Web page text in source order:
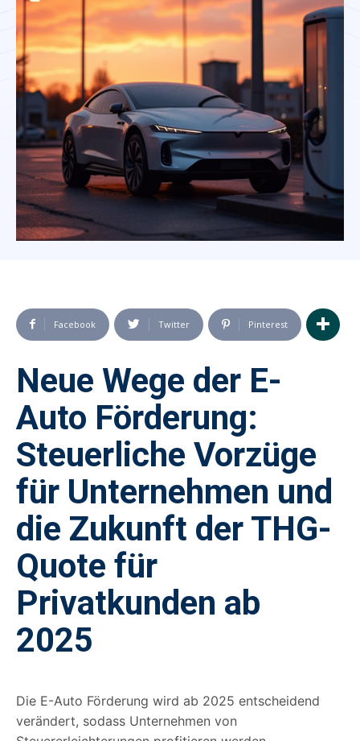
Facebook Twitter Pinterest
Neue Wege der E-
Auto Förderung:
Steuerliche Vorzüge
für Unternehmen und
die Zukunft der THG-
Quote für
Privatkunden ab
2025
Die E-Auto Förderung wird ab 2025 entscheidend
verändert, sodass Unternehmen von